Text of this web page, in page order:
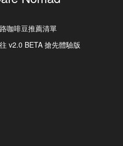
咖啡豆推薦清單
v2.0 BETA 搶先體驗版